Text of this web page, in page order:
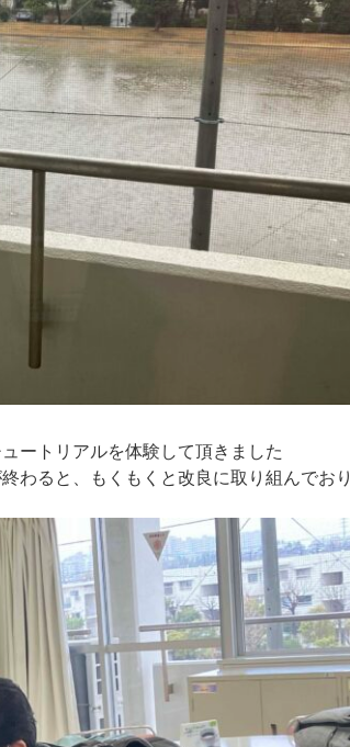
ートリアルを体験して頂きました
わると、もくもくと改良に取り組んでおり